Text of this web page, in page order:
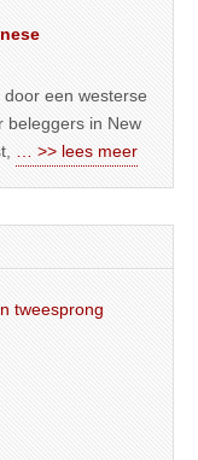
een westerse
beleggers in New
… >> lees meer
op een tweesprong